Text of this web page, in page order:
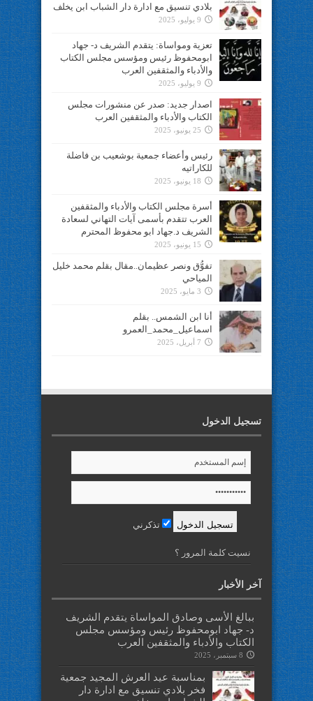
بلادي تنسيق مع ادارة دار الشباب ابن يخلف
9 يوليو، 2025
تعزية ومواساة: يتقدم الشريف د- جهاد
ابومحفوظ رئيس ومؤسس مجلس الكتاب
والأدباء والمثقفين العرب
9 يوليو، 2025
اصدار جديد: صدر عن منشورات مجلس
الكتاب والأدباء والمثقفين العرب
25 يونيو، 2025
رئيس وأعضاء جمعية بوشعيب بن فاضلة
للكاراتيه
18 يونيو، 2025
أسرة مجلس الكتاب والأدباء والمثقفين
العرب تتقدم بأسمى آيات التهاني لسعادة
الشريف د.جهاد ابو محفوظ المحترم
15 يونيو، 2025
تفوُّق ونصر عظيمان..مقال بقلم محمد خليل
المياحي
3 مايو، 2025
أنا ابن الشمس.. بقلم
اسماعيل_محمد_العمرو
7 أبريل، 2025
تسجيل الدخول
تذكرني
نسيت كلمة المرور ؟
آخر الأخبار
ببالغ الأسى وصادق المواساة يتقدم الشريف
د- جهاد ابومحفوظ رئيس ومؤسس مجلس
الكتاب والأدباء والمثقفين العرب
8 سبتمبر، 2025
بمناسبة عيد العرش المجيد جمعية
فخر بلادي تنسيق مع ادارة دار